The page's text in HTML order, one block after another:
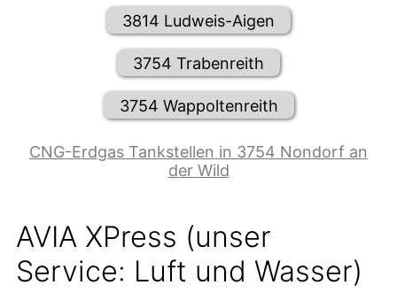
3814 Ludweis-Aigen
3754 Trabenreith
3754 Wappoltenreith
CNG-Erdgas Tankstellen in 3754 Nondorf an
der Wild
AVIA XPress (unser
Service: Luft und Wasser)